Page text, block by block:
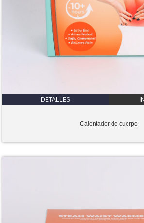
DETALLES
Calentador de cuerpo